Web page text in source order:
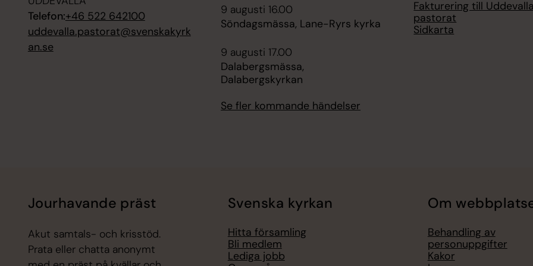
Telefon:+46 522 642100
uddevalla.pastorat@svenskakyrk
an.se
9 augusti 16.00
Söndagsmässa, Lane-Ryrs kyrka
9 augusti 17.00
Dalabergsmässa,
Dalabergskyrkan
Se fler kommande händelser
Fakturering till
pastorat
Sidkarta
Jourhavande präst
Akut samtals- och krisstöd.
Prata eller chatta anonymt
Svenska kyrkan
Hitta församling
Bli medlem
Lediga jobb
Om
Behandling av
personuppgifter
Kakor